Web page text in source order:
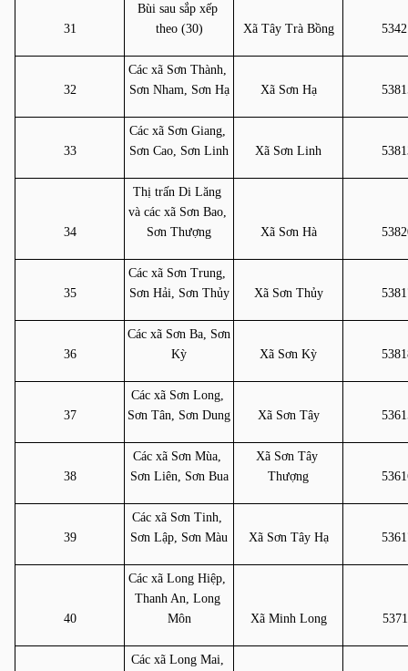
31
Bùi sau sắp xếp
theo (30)
Xã Tây Trà Bồng
32
Các xã Sơn Thành,
Sơn Nham, Sơn Hạ
Xã Sơn Hạ
33
Các xã Sơn Giang,
Sơn Cao, Sơn Linh
Xã Sơn Linh
34
Thị trấn Di Lăng
và các xã Sơn Bao,
Sơn Thượng
Xã Sơn Hà
35
Các xã Sơn Trung,
Sơn Hải, Sơn Thủy
Xã Sơn Thủy
36
Các xã Sơn Ba, Sơn
Kỳ
Xã Sơn Kỳ
37
Các xã Sơn Long,
Sơn Tân, Sơn Dung
Xã Sơn Tây
38
Các xã Sơn Mùa,
Sơn Liên, Sơn Bua
Xã Sơn Tây
Thượng
39
Các xã Sơn Tinh,
Sơn Lập, Sơn Màu
Xã Sơn Tây Hạ
40
Các xã Long Hiệp,
Thanh An, Long
Môn
Xã Minh Long
Các xã Long Mai,